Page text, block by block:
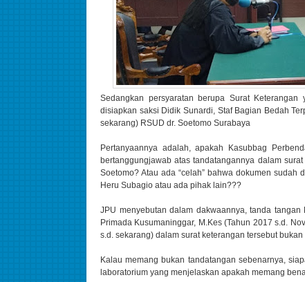
Sedangkan persyaratan berupa Surat
disiapkan saksi Didik Sunardi, Staf Bagian Bedah
sekarang) RSUD dr. Soetomo Surabaya
Pertanyaannya adalah, apakah Kasubbag
bertanggungjawab atas tandatangannya dalam
Soetomo? Atau ada “celah” bahwa dokumen
Heru Subagio atau ada pihak lain???
JPU menyebutan dalam dakwaannya, tanda
Primada Kusumaninggar, M.Kes (Tahun 2017 s.d.
s.d. sekarang) dalam surat keterangan tersebut
Kalau memang bukan tandatangan sebenarnya,
laboratorium yang menjelaskan apakah memang